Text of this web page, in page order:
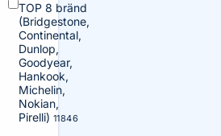
TOP 8 bränd
(Bridgestone,
Continental,
Dunlop,
Goodyear,
Hankook,
Michelin,
Nokian,
Pirelli) 11846